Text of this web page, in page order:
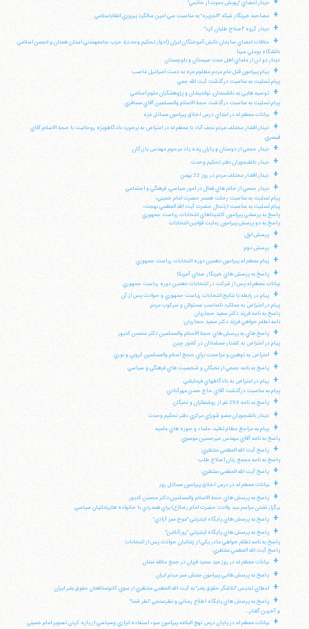
ديدار اعضاي "پويش دعوت از خاتمي"
+ مصاحبه خبرنگار شبكه "الجزيره" به مناسبت سي امين سالگرد پيروزي انقلاباسلامي
+ ديدار گروه "اصلاح طلبان كرد"
+
ملاقات اعضاي سازمان دانش آموختگان ايران (ادوار تحكيم وحدت)، حزب جامعهمدني استان همدان و انجمن اسلامي
دانشگاه بوعلي سينا
ديدار دو تن از علماي اهل سنت سيستان و بلوچستان
+
پيام پيرامون قتل عام مردم مظلوم غزه به دست اسرائيل غاصب
پيام تسليت به مناسبت درگذشت آيت الله جمي
+
توصيه هايي به دانشمندان، نوانديشان و پژوهشگران علوم اسلامي
پيام تسليت به مناسبت درگذشت حجة الاسلام والمسلمين آقاي مسافري
+ بيانات معظم له در ابتداي درس اخلاق پيرامون مسائل غزه
+
ديدار اقشار مختلف مردم نجف آباد با معظم له در اعتراض به برخورد دادگاهويژه روحانيت با حجة الاسلام آقاي
قيصري
+ ديدار جمعي از دوستان و ياران زنده ياد مرحوم مهندس بازرگان
+ ديدار دانشجويان دفتر تحكيم وحدت
+ ديدار اقشار مختلف مردم در روز 22 بهمن
+
ديدار جمعي از خانم هاي فعال در امور سياسي، فرهنگي و اجتماعي
پيام تسليت به مناسبت رحلت همسر حضرت امام خميني؛
پيام تسليت به مناسبت ارتحال حضرت آيت الله العظمي بهجت؛
پاسخ به پرسشي پيرامون كانديداهاي انتخابات رياست جمهوري
پاسخ به دو پرسش پيرامون رعايت قوانين انتخابات
+ پرسش اول:
+ پرسش دوم:
+ پيام معظم له پيرامون دهمين دوره انتخابات رياست جمهوري
+
پاسخ به پرسش هاي خبرنگار صداي آمريكا
بيانات معظم له پس از شركت در انتخابات دهمين دوره رياست جمهوري
+
پيام در رابطه با نتايج انتخابات رياست جمهوري و حوادث پس از آن
پيام در اعتراض به عملكرد نامناسب مسئولان و سركوب مردم
پاسخ به نامه فرزند دكتر سعيد حجاريان
نامه تظلم خواهي فرزند دكتر سعيد حجاريان:
+
پاسخ هاي به پرسش هاي حجة الاسلام والمسلمين دكتر محسن كديور
پيام در اعتراض به كشتار مسلمانان در كشور چين
+ اعتراض به توهين و مزاحمت براي حجج اسلام والمسلمين كروبي و نوري
+ پاسخ به نامه جمعي از نخبگان و شخصيت هاي فرهنگي و سياسي
+
پيام در اعتراض به دادگاههاي فرمايشي
پيام به مناسبت درگذشت آقاي حاج حسن مهرآبادي
+ پاسخ به نامه 293 نفر از روشنفكران و نخبگان
+ ديدار دانشجويان عضو شوراي مركزي دفتر تحكيم وحدت
+
پيام به مراجع عظام تقليد، علماء و حوزه هاي علميه
پاسخ به نامه آقاي مهندس ميرحسين موسوي
+
پاسخ آيت الله العظمي منتظري:
پاسخ به نامه مجمع زنان اصلاح طلب
+ پاسخ آيت الله العظمي منتظري:
+ بيانات معظم له در درس اخلاق پيرامون مسائل روز
+
پاسخ به پرسش هاي حجة الاسلام والمسلمين دكتر محسن كديور
برگزار نشدن مراسم عيد ولادت حضرت امام رضا(ع) براي همدردي با خانواده هايزندانيان سياسي
+ پاسخ به پرسش هاي پايگاه اينترنتي "موج سبز آزادي"
+
پاسخ به پرسش هاي پايگاه اينترنتي "روزآنلاين"
پاسخ به نامه تظلم خواهي مادر يكي از زندانيان حوادث پس از انتخابات
پاسخ آيت الله العظمي منتظري:
+ بيانات معظم له در روز عيد سعيد قربان در جمع علاقه مندان
+ پاسخ به پرسش هايي پيرامون جنبش سبز مردم ايران
+ اعطاي تنديس "تلاشگر حقوق بشر" به آيت الله العظمي منتظري از سوي كانونمدافعان حقوق بشر ايران
+
پاسخ به پرسش هاي پايگاه اطلاع رساني و نظرسنجي "نظر شما"
و آخرين گفتار...
+ بيانات معظم له در پايان درس نهج البلاغه پيرامون سوء استفاده ابزاري وسياسي از پاره كردن تصوير امام خميني